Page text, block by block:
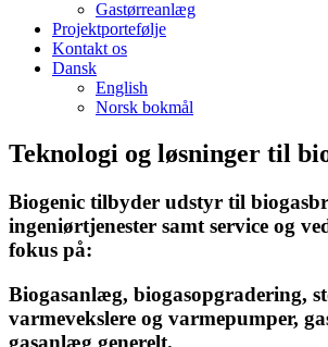
Gastørreanlæg
Projektportefølje
Kontakt os
Dansk
English
Norsk bokmål
Teknologi og løsninger til
Biogenic tilbyder udstyr til
ingeniørtjenester samt service og
fokus på:
Biogasanlæg, biogasopgradering,
varmevekslere og varmepumper,
gasanlæg generelt.